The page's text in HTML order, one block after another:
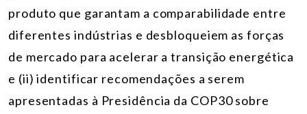
produto que garantam a comparabilidade entre
diferentes indústrias e desbloqueiem as forças
de mercado para acelerar a transição energética
e (ii) identificar recomendações a serem
apresentadas à Presidência da COP30 sobre